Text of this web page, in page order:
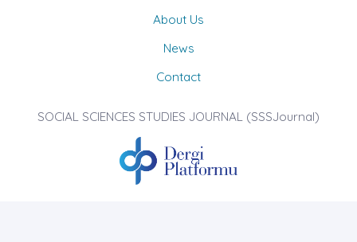
About Us
News
Contact
SOCIAL SCIENCES STUDIES JOURNAL (SSSJournal)